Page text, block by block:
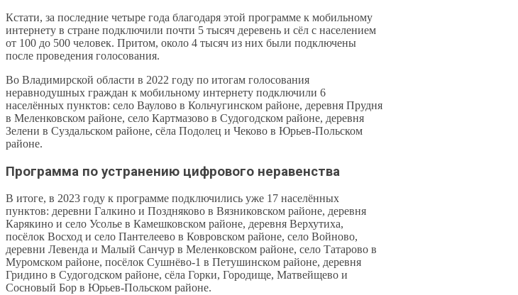
Кстати, за последние четыре года благодаря этой программе к мобильному
интернету в стране подключили почти 5 тысяч деревень и сёл с населением
от 100 до 500 человек. Притом, около 4 тысяч из них были подключены
после проведения голосования.
Во Владимирской области в 2022 году по итогам голосования
неравнодушных граждан к мобильному интернету подключили 6
населённых пунктов: село Ваулово в Кольчугинском районе, деревня Прудня
в Меленковском районе, село Картмазово в Судогодском районе, деревня
Зелени в Суздальском районе, сёла Подолец и Чеково в Юрьев-Польском
районе.
Программа по устранению цифрового неравенства
В итоге, в 2023 году к программе подключились уже 17 населённых
пунктов: деревни Галкино и Поздняково в Вязниковском районе, деревня
Карякино и село Усолье в Камешковском районе, деревня Верхутиха,
посёлок Восход и село Пантелеево в Ковровском районе, село Войново,
деревни Левенда и Малый Санчур в Меленковском районе, село Татарово в
Муромском районе, посёлок Сушнёво-1 в Петушинском районе, деревня
Гридино в Судогодском районе, сёла Горки, Городище, Матвейщево и
Сосновый Бор в Юрьев-Польском районе.